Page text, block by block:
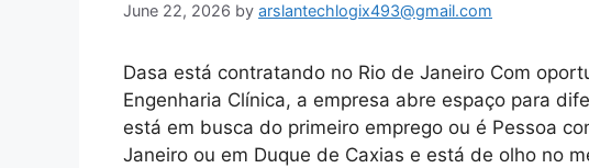
June 22, 2026 by arslantechlogix493@gmail.com
Dasa está contratando no Rio de Janeiro Com
Engenharia Clínica, a empresa abre espaço para
está em busca do primeiro emprego ou é Pessoa
Janeiro ou em Duque de Caxias e está de olho no